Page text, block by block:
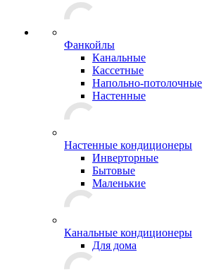
Фанкойлы
Канальные
Кассетные
Напольно-потолочные
Настенные
Настенные кондиционеры
Инверторные
Бытовые
Маленькие
Канальные кондиционеры
Для дома